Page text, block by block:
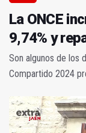
La ONCE
9,74% y
Son algunos de los
Compartido 2024